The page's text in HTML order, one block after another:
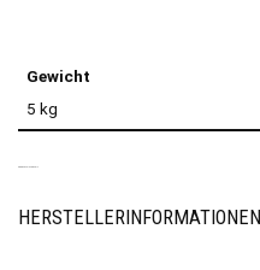
Gewicht
5 kg
HERSTELLERINFORMATIONEN